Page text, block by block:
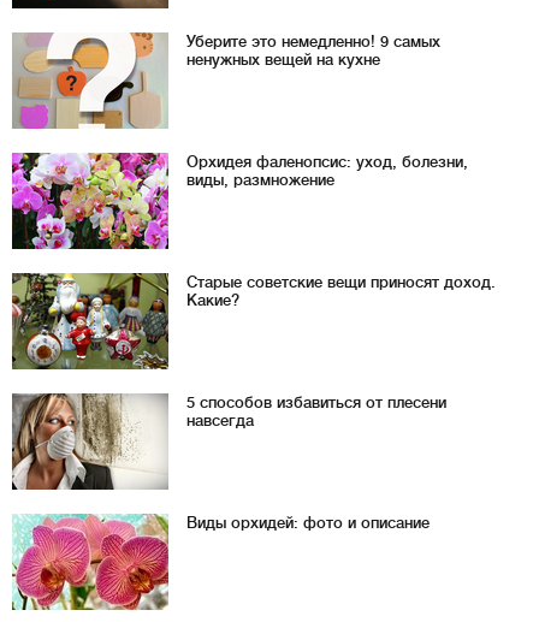
Уберите это немедленно! 9 самых
ненужных вещей на кухне
Орхидея фаленопсис: уход, болезни,
виды, размножение
Старые советские вещи приносят доход.
Какие?
5 способов избавиться от плесени
навсегда
Виды орхидей: фото и описание